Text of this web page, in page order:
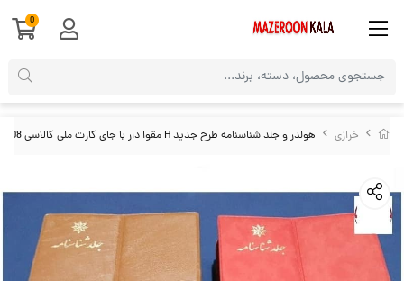
خرازی هولدر و جلد شناسنامه طرح جدید H مقوا دار با جای کارت ملی کالاسی HJE-008
0